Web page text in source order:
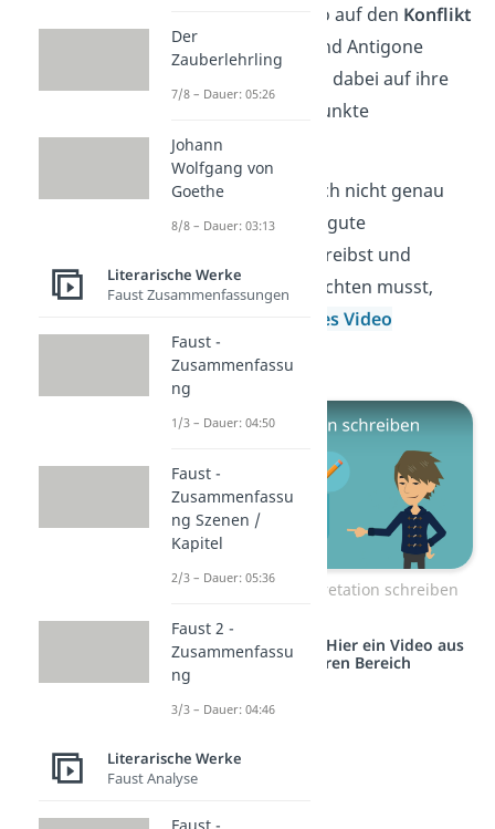
Interpretation also auf den Konflikt
zwischen Kreon und Antigone
eingehen und dich dabei auf ihre
jeweiligen Standpunkte
konzentrieren.
Tipp:Wenn du noch nicht genau
weißt, wie du eine gute
Interpretation schreibst und
worauf du dabei achten musst,
dieses Video
bestimmt weiter!
Zum Video: Interpretation schreiben
Studyflix vernetzt: Hier ein Video aus
einem anderen Bereich
Der
Zauberlehrling
7/8 – Dauer: 05:26
Johann
Wolfgang von
Goethe
8/8 – Dauer: 03:13
Literarische Werke
Faust Zusammenfassungen
Faust -
Zusammenfassu
ng
1/3 – Dauer: 04:50
Faust -
Zusammenfassu
ng Szenen /
Kapitel
2/3 – Dauer: 05:36
Faust 2 -
Zusammenfassu
ng
3/3 – Dauer: 04:46
Literarische Werke
Faust Analyse